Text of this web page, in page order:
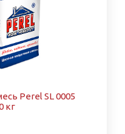
Perel SL 0005
кг